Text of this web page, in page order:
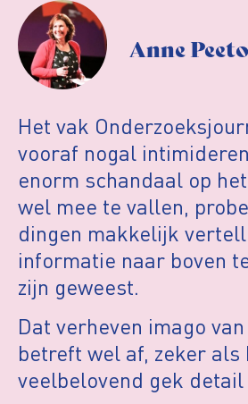
Anne
Het vak
vooraf nogal
enorm schandaal op
wel mee te vallen,
dingen makkelijk
informatie naar boven
zijn geweest.
Dat verheven imago
betreft wel af, zeker
veelbelovend gek